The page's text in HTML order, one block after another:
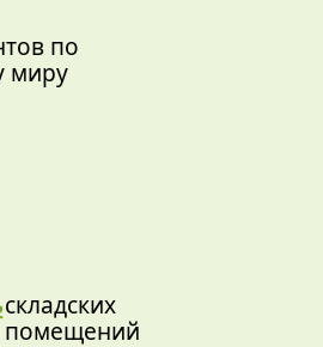
по
миру
складских
помещений